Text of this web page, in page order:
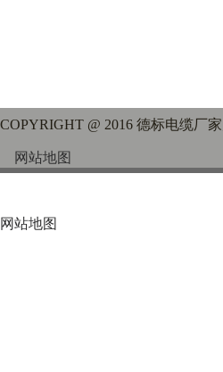
COPYRIGHT @ 2016 德标电缆厂
网站地图
网站地图